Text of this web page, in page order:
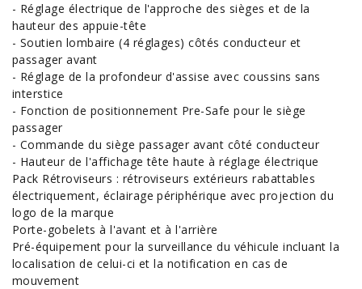
- Réglage électrique de l'approche des sièges et de la
hauteur des appuie-tête
- Soutien lombaire (4 réglages) côtés conducteur et
passager avant
- Réglage de la profondeur d'assise avec coussins sans
interstice
- Fonction de positionnement Pre-Safe pour le siège
passager
- Commande du siège passager avant côté conducteur
- Hauteur de l'affichage tête haute à réglage électrique
Pack Rétroviseurs : rétroviseurs extérieurs rabattables
électriquement, éclairage périphérique avec projection du
logo de la marque
Porte-gobelets à l'avant et à l'arrière
Pré-équipement pour la surveillance du véhicule incluant la
localisation de celui-ci et la notification en cas de
mouvement